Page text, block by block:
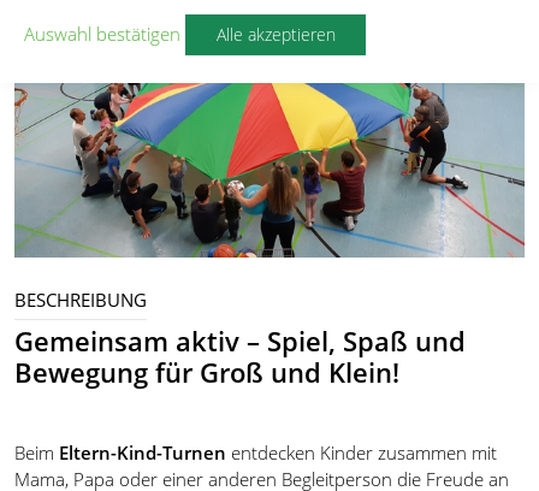
Auswahl bestätigen Alle akzeptieren
BESCHREIBUNG
Gemeinsam aktiv – Spiel, Spaß und
Bewegung für Groß und Klein!
Beim Eltern-Kind-Turnen entdecken Kinder zusammen mit
Mama, Papa oder einer anderen Begleitperson die Freude an